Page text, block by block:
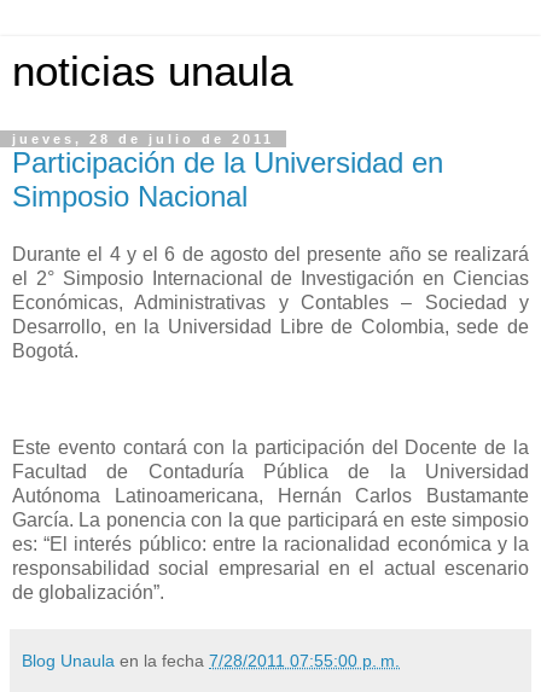
noticias unaula
jueves, 28 de julio de 2011
Participación de la Universidad en
Simposio Nacional
Durante el 4 y el 6 de agosto del presente año se realizará
el 2° Simposio Internacional de Investigación en Ciencias
Económicas, Administrativas y Contables – Sociedad y
Desarrollo, en la Universidad Libre de Colombia, sede de
Bogotá.
Este evento contará con la participación del Docente de la
Facultad de Contaduría Pública de la Universidad
Autónoma Latinoamericana, Hernán Carlos Bustamante
García. La ponencia con la que participará en este simposio
es: “El interés público: entre la racionalidad económica y la
responsabilidad social empresarial en el actual escenario
de globalización”.
Blog Unaula en la fecha 7/28/2011 07:55:00 p. m.